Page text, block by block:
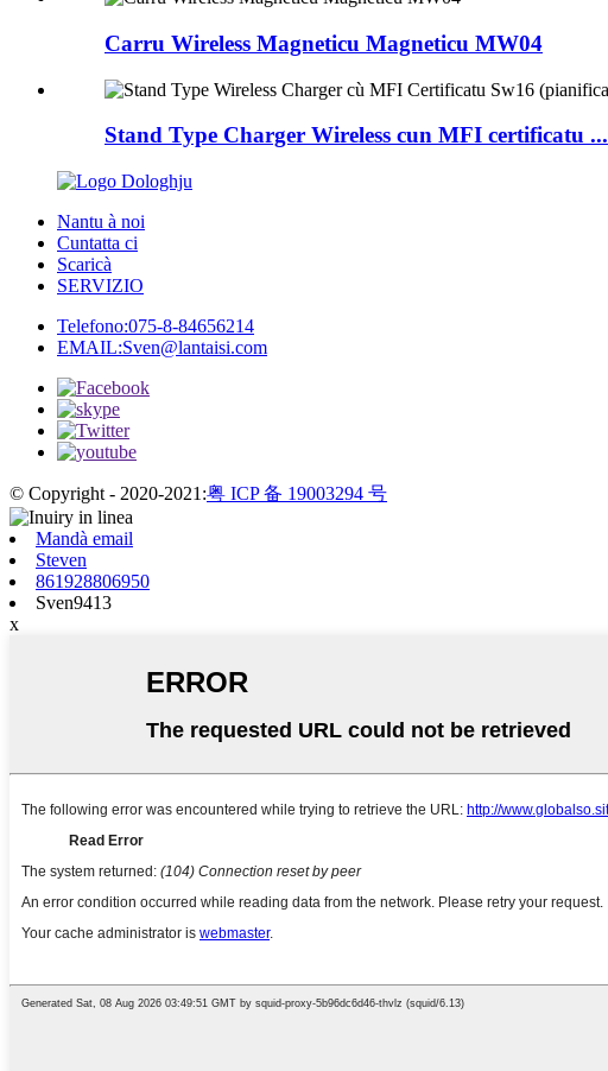
Carru Wireless Magneticu Magneticu MW04
Stand Type Charger Wireless cun MFI certificatu ...
Nantu à noi
Cuntatta ci
Scaricà
SERVIZIO
Telefono:075-8-84656214
EMAIL:Sven@lantaisi.com
© Copyright - 2020-2021:粤 ICP 备 19003294 号
Mandà email
Steven
861928806950
Sven9413
x